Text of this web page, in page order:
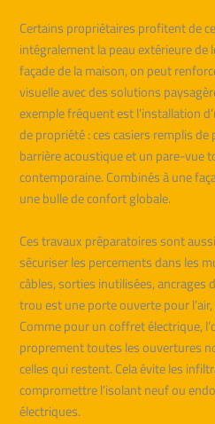
Certains propriétaires profitent de
intégralement la peau extérieure de
façade de la maison, on peut
visuelle avec des solutions
exemple fréquent est l’installation
de propriété : ces casiers remplis
barrière acoustique et un pare-
contemporaine. Combinés à une
une bulle de confort globale.
Ces travaux préparatoires sont
sécuriser les percements dans les
câbles, sorties inutilisées, ancrages
trou est une porte ouverte pour
Comme pour un coffret électrique,
proprement toutes les ouvertures
celles qui restent. Cela évite les
compromettre l’isolant neuf ou
électriques.